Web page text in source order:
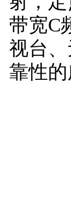
带宽C
视台
靠性